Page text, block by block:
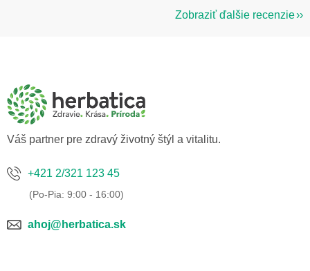
Zobraziť ďalšie recenzie
Váš partner pre zdravý životný štýl a vitalitu.
+421 2/321 123 45
ahoj@herbatica.sk